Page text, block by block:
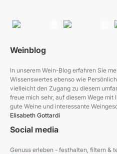
Weinblog
In unserem Wein-Blog erfahren Sie
Wissenswertes ebenso wie
vielleicht den Zugang zu diesem
freue mich sehr, auf diesem Wege
gute Weine und interessante
Elisabeth Gottardi
Social media
Genuss erleben - festhalten, filtern &